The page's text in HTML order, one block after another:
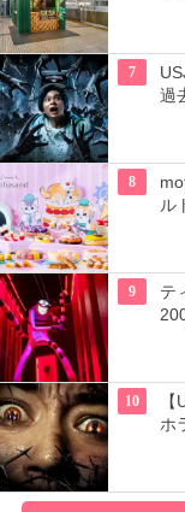
7
過
8
ル
9
テ
10
ホ